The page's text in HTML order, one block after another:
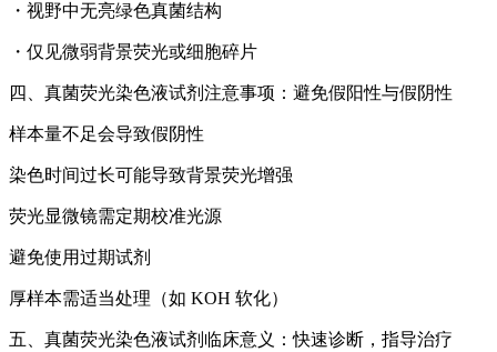
・视野中无亮绿色真菌结构
・仅见微弱背景荧光或细胞碎片
四、 真菌荧光染色液试剂 注意事项：避免假阳性与假阴性
样本量不足会导致假阴性
染色时间过长可能导致背景荧光增强
荧光显微镜需定期校准光源
避免使用过期试剂
厚样本需适当处理（如 KOH 软化）
五、 真菌荧光染色液试剂 临床意义：快速诊断，指导治疗